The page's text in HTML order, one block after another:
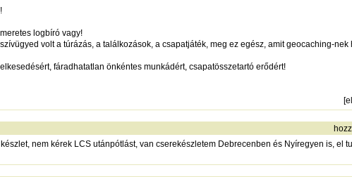
logbíró vagy!
volt a túrázás, a találkozások, a csapatjáték, meg ez egész, amit geocaching-nek
fáradhatatlan önkéntes munkádért, csapatösszetartó erődért!
[
nem kérek LCS utánpótlást, van cserekészletem Debrecenben és Nyíregyen is, el